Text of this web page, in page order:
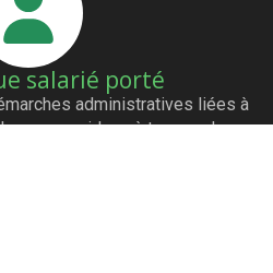
salarié porté
administratives liées à
vous aidons à trouver des